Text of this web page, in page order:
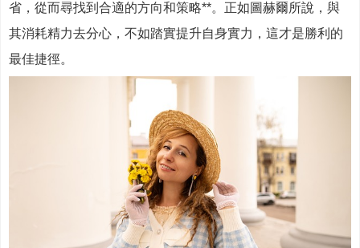
省，從而尋找到合適的方向和策略**。正如圖赫爾所說，與
其消耗精力去分心，不如踏實提升自身實力，這才是勝利的
最佳捷徑。